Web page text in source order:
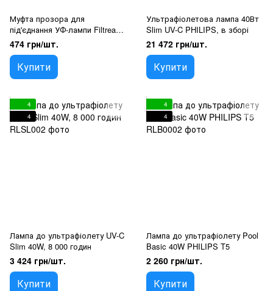
Муфта прозора для
під'єднання УФ-лампи Filtreau
Нідерланди
474 грн/шт.
Купити
Ультрафіолетова лампа 40Вт
Slim UV-C PHILIPS, в зборі
21 472 грн/шт.
Купити
4
4
Лампа до ультрафіолету UV-C
Slim 40W, 8 000 годин
3 424 грн/шт.
Купити
4
4
Лампа до ультрафіолету Pool
Basic 40W PHILIPS T5
2 260 грн/шт.
Купити